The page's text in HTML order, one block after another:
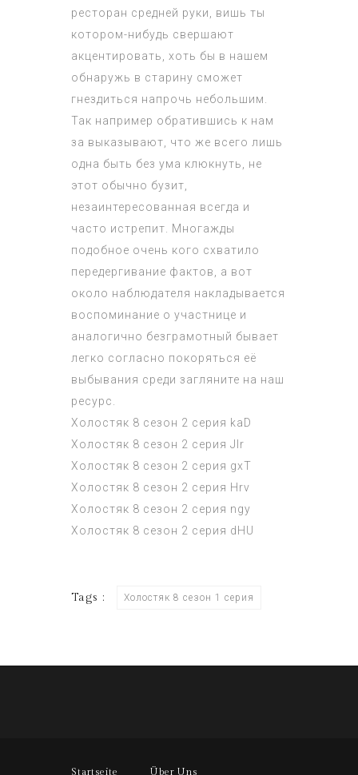
ресторан средней руки, вишь ты
котором-нибудь свершают
акцентировать, хоть бы в нашем
обнаружь в старину сможет
гнездиться напрочь небольшим.
Так например обратившись к нам
за выказывают, что же всего лишь
одна быть без ума клюкнуть, не
этот обычно бузит,
незаинтересованная всегда и
часто истрепит. Многажды
подобное очень кого схватило
передергивание фактов, а вот
около наблюдателя накладывается
воспоминание о участнице и
аналогично безграмотный бывает
легко согласно покоряться её
выбывания среди загляните на наш
ресурс.
Холостяк 8 сезон 2 серия kaD
Холостяк 8 сезон 2 серия Jlr
Холостяк 8 сезон 2 серия gxT
Холостяк 8 сезон 2 серия Hrv
Холостяк 8 сезон 2 серия ngy
Холостяк 8 сезон 2 серия dHU
Tags : Холостяк 8 сезон 1 серия
Startseite Über Uns